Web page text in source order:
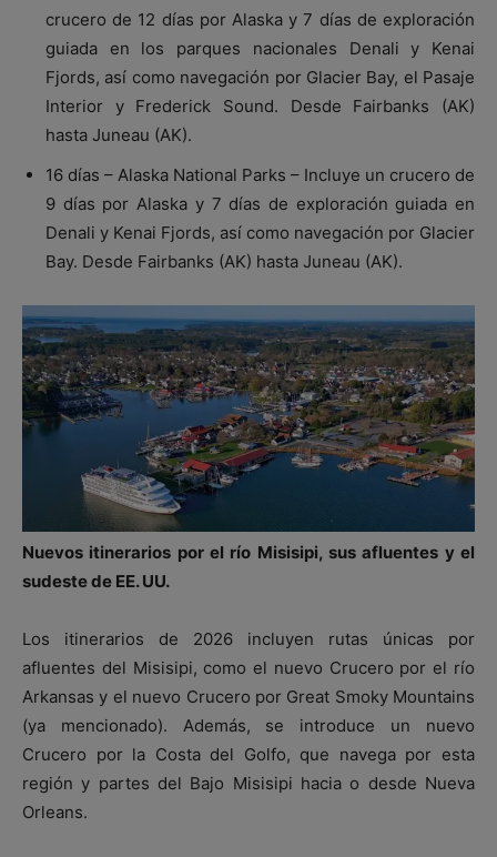
crucero de 12 días por Alaska y 7 días de exploración
guiada en los parques nacionales Denali y Kenai
Fjords, así como navegación por Glacier Bay, el Pasaje
Interior y Frederick Sound. Desde Fairbanks (AK)
hasta Juneau (AK).
16 días – Alaska National Parks – Incluye un crucero de
9 días por Alaska y 7 días de exploración guiada en
Denali y Kenai Fjords, así como navegación por Glacier
Bay. Desde Fairbanks (AK) hasta Juneau (AK).
Nuevos itinerarios por el río Misisipi, sus afluentes y el
sudeste de EE. UU.
Los itinerarios de 2026 incluyen rutas únicas por
afluentes del Misisipi, como el nuevo Crucero por el río
Arkansas y el nuevo Crucero por Great Smoky Mountains
(ya mencionado). Además, se introduce un nuevo
Crucero por la Costa del Golfo, que navega por esta
región y partes del Bajo Misisipi hacia o desde Nueva
Orleans.